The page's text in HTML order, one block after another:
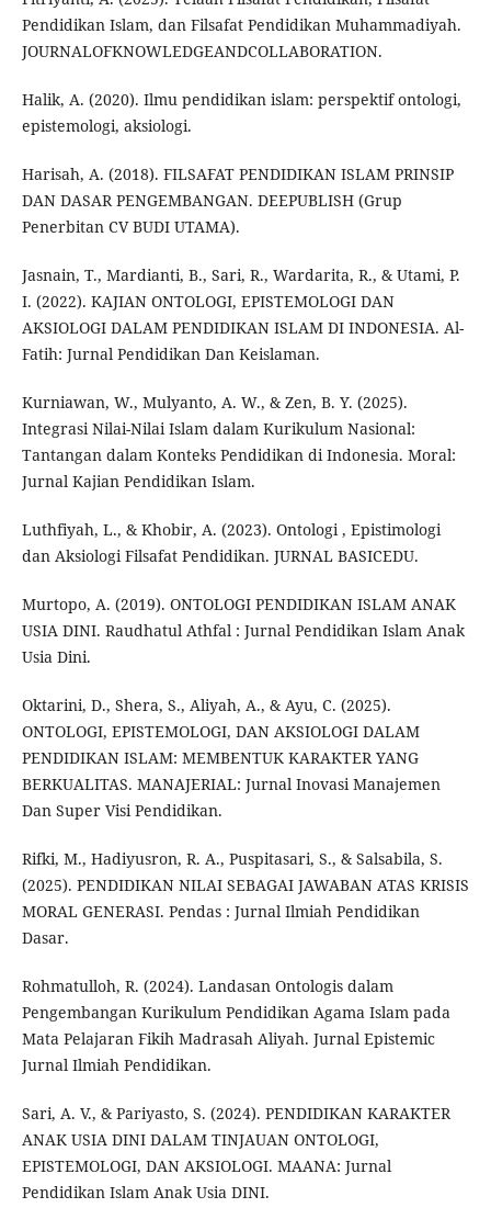
Pendidikan Islam, dan Filsafat Pendidikan Muhammadiyah.
JOURNALOFKNOWLEDGEANDCOLLABORATION.
Halik, A. (2020). Ilmu pendidikan islam: perspektif ontologi,
epistemologi, aksiologi.
Harisah, A. (2018). FILSAFAT PENDIDIKAN ISLAM PRINSIP
DAN DASAR PENGEMBANGAN. DEEPUBLISH (Grup
Penerbitan CV BUDI UTAMA).
Jasnain, T., Mardianti, B., Sari, R., Wardarita, R., & Utami, P.
I. (2022). KAJIAN ONTOLOGI, EPISTEMOLOGI DAN
AKSIOLOGI DALAM PENDIDIKAN ISLAM DI INDONESIA. Al-
Fatih: Jurnal Pendidikan Dan Keislaman.
Kurniawan, W., Mulyanto, A. W., & Zen, B. Y. (2025).
Integrasi Nilai-Nilai Islam dalam Kurikulum Nasional:
Tantangan dalam Konteks Pendidikan di Indonesia. Moral:
Jurnal Kajian Pendidikan Islam.
Luthfiyah, L., & Khobir, A. (2023). Ontologi , Epistimologi
dan Aksiologi Filsafat Pendidikan. JURNAL BASICEDU.
Murtopo, A. (2019). ONTOLOGI PENDIDIKAN ISLAM ANAK
USIA DINI. Raudhatul Athfal : Jurnal Pendidikan Islam Anak
Usia Dini.
Oktarini, D., Shera, S., Aliyah, A., & Ayu, C. (2025).
ONTOLOGI, EPISTEMOLOGI, DAN AKSIOLOGI DALAM
PENDIDIKAN ISLAM: MEMBENTUK KARAKTER YANG
BERKUALITAS. MANAJERIAL: Jurnal Inovasi Manajemen
Dan Super Visi Pendidikan.
Rifki, M., Hadiyusron, R. A., Puspitasari, S., & Salsabila, S.
(2025). PENDIDIKAN NILAI SEBAGAI JAWABAN ATAS KRISIS
MORAL GENERASI. Pendas : Jurnal Ilmiah Pendidikan
Dasar.
Rohmatulloh, R. (2024). Landasan Ontologis dalam
Pengembangan Kurikulum Pendidikan Agama Islam pada
Mata Pelajaran Fikih Madrasah Aliyah. Jurnal Epistemic
Jurnal Ilmiah Pendidikan.
Sari, A. V., & Pariyasto, S. (2024). PENDIDIKAN KARAKTER
ANAK USIA DINI DALAM TINJAUAN ONTOLOGI,
EPISTEMOLOGI, DAN AKSIOLOGI. MAANA: Jurnal
Pendidikan Islam Anak Usia DINI.